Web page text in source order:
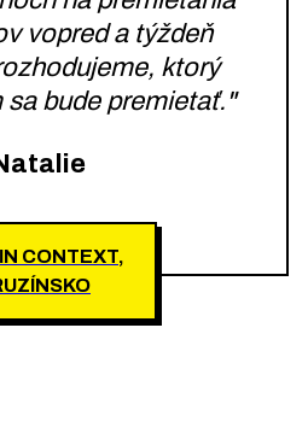
vopred a týždeň
ktorý
sa bude premietať."
CONTEXT,